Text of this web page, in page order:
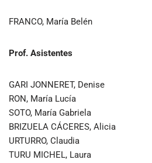
FRANCO, María Belén
Prof. Asistentes
GARI JONNERET, Denise
RON, María Lucía
SOTO, María Gabriela
BRIZUELA CÁCERES, Alicia
URTURRO, Claudia
TURU MICHEL, Laura